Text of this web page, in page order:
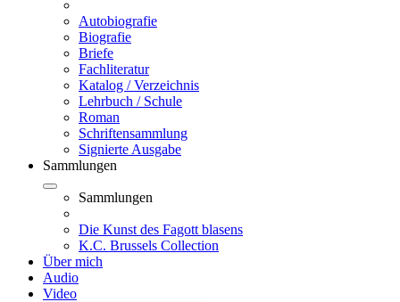
Autobiografie
Biografie
Briefe
Fachliteratur
Katalog / Verzeichnis
Lehrbuch / Schule
Roman
Schriftensammlung
Signierte Ausgabe
Sammlungen
Sammlungen
Die Kunst des Fagott blasens
K.C. Brussels Collection
Über mich
Audio
Video